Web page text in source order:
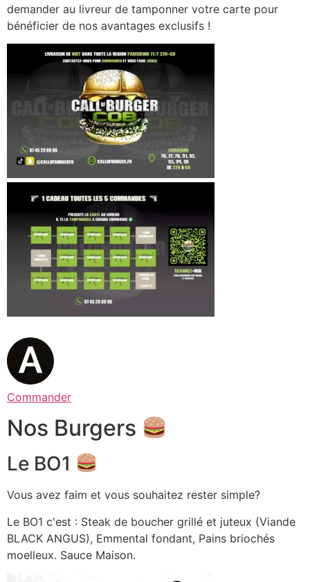
demander au livreur de tamponner votre carte pour
bénéficier de nos avantages exclusifs !
Commander
Nos Burgers
Le BO1
Vous avez faim et vous souhaitez rester simple?
Le BO1 c'est : Steak de boucher grillé et juteux (Viande
BLACK ANGUS), Emmental fondant, Pains briochés
moelleux. Sauce Maison.